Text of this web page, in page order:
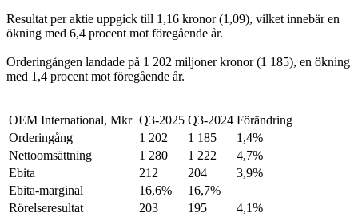
Resultat per aktie uppgick till 1,16 kronor (1,09), vilket innebär en
ökning med 6,4 procent mot föregående år.
Orderingången landade på 1 202 miljoner kronor (1 185), en ökning
med 1,4 procent mot föregående år.
OEM International, Mkr Q3-2025 Q3-2024 Förändring
Orderingång
1 202 1 185
1,4%
Nettoomsättning
1 280 1 222
4,7%
Ebita
212 204
3,9%
Ebita-marginal
16,6%
16,7%
Rörelseresultat
203 195
4,1%